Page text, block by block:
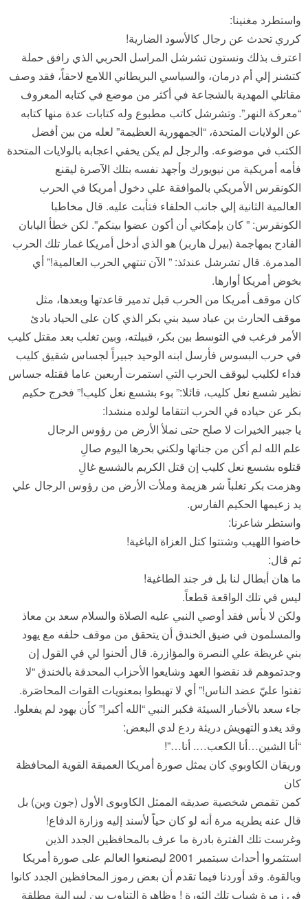
واستطرد مغنينا:
كرري تحدث عن رجال كالأسود الضارية!
اعترف بذلك ونستون تشرشل المراسل الحربي الذي رافق حملة
كتشنر إلي أم درمان، والسياسي البريطاني اللامع لاحقاً، فقد وصف
مقاتلي المهدية بالشجاعة في أكثر من موضع في كتابه المعروف
“معركة النهر”. وتشرشل كاتب مطبوع وله كتابات عدة منها كتابه
عن الولايات المتحدة، “الجمهورية العظيمة” لعله من بين أفضل
الكتب في موضوعه. والرجل لم يكن يخفي اعجابه بالولايات المتحدة
فأمه أمريكية من نيويورك وأجهد نفسه بتلك الآصرة ليقنع
الكونقرس الأمريكي بالموافقة علي دخول أمريكا في الحرب
العالمية الثانية إلي جانب الحلفاء فتأبت عليه. قال مخاطبا
الكونقرس: ” كان بإمكاني أن أكون عضوا بينكم”. لكن خطأ اليابان
الفادح بمهاجمة (بيرل هاربر) هو الذي أدخل أمريكا غمار تلك الحرب
المدمرة. قال تشرشل عندئذ: ” الآن تنتهي الحرب العالمية!” أي
بخوض أمريكا أوارها.
كان موقف أمريكا من الحرب قبل تدمير قاعدتها وبعدها، مثل
موقف الحارث بن عباد سيد بني بكر الذي كان على الحياد بادئ
الأمر فرغب في التوسط بين بكر، قبيلته، وبين تغلب بعد مقتل كليب
في حرب البسوس فأرسل ابنه الوحيد جبيراً لجساس شقيق كليب
فداء لكليب ليوقف الحرب التي استمرت أربعين عاما فقتله جساس
نظير شسع نعل كليب، قائلا:” بوء بشسع نعل كليب!” فخرج حكيم
بكر عن حياده في الحرب انتقاما لولده منشدا:
يا جبير الخيرات لا صلح حتى نملأ الأرض من رؤوس الرجال
علم الله لم أكن من جناتها ولكني بحرها اليوم صالِ
قتلوه بشسع نعل كليب إن قتل الكريم بالشسع غالِ
وهزمت بكر تغلباً شر هزيمة وملأت الأرض من رؤوس الرجال علي
يد زعيمها الحكيم الفارس.
واستطر شاعرنا:
خاضوا اللهيب وشتتوا كتل الغزاة الباغية!
ثم قال:
ما هان أبطال لنا بل فر جند الطاغية!
ليس في تلك الواقعة قطعاً.
ولكن لا بأس فقد أوصي النبي عليه الصلاة والسلام سعد بن معاذ
والمسلمون في ضيق الخندق أن يتحقق من موقف حلفه مع يهود
بني غريظة علي النصرة والمؤازرة. قال ألحنوا لي في القول إن
وجدتموهم قد نقضوا العهد وشايعوا الأحزاب المحدقة بالخندق “لا
تفتوا عليّ عضد الناس!” أي لا تهبطوا بمعنويات القوات المحاصَرة.
جاء سعد بالأخبار السيئة فكبر النبي “الله أكبر!” كأن يهود لم يفعلوا.
وقد يغدو التهويش دريئة ردع لدي البعض:
“أنا الشين…أنا الكعب…. أنا…”!
وريقان الكاوبوي كان يمثل صورة أمريكا العميقة القوية المحافظة
كان
كمن تقمص شخصية صديقه الممثل الكاوبوى الأول (جون وين) بل
قال عنه يطريه مرة أنه لو كان حياً لأسند إليه وزارة الدفاع!
وغرست تلك الفترة بادرة ما عرف بالمحافظين الجدد الذين
استثمروا أحداث سبتمبر 2001 ليصنعوا العالم على صورة أمريكا
وبالقوة. وقد أوردنا فيما تقدم أن بعض رموز المحافظين الجدد كانوا
فى زمرة شباب تلك الثورة ! وظاهرة التناوب بين ليبرالية مطلقة